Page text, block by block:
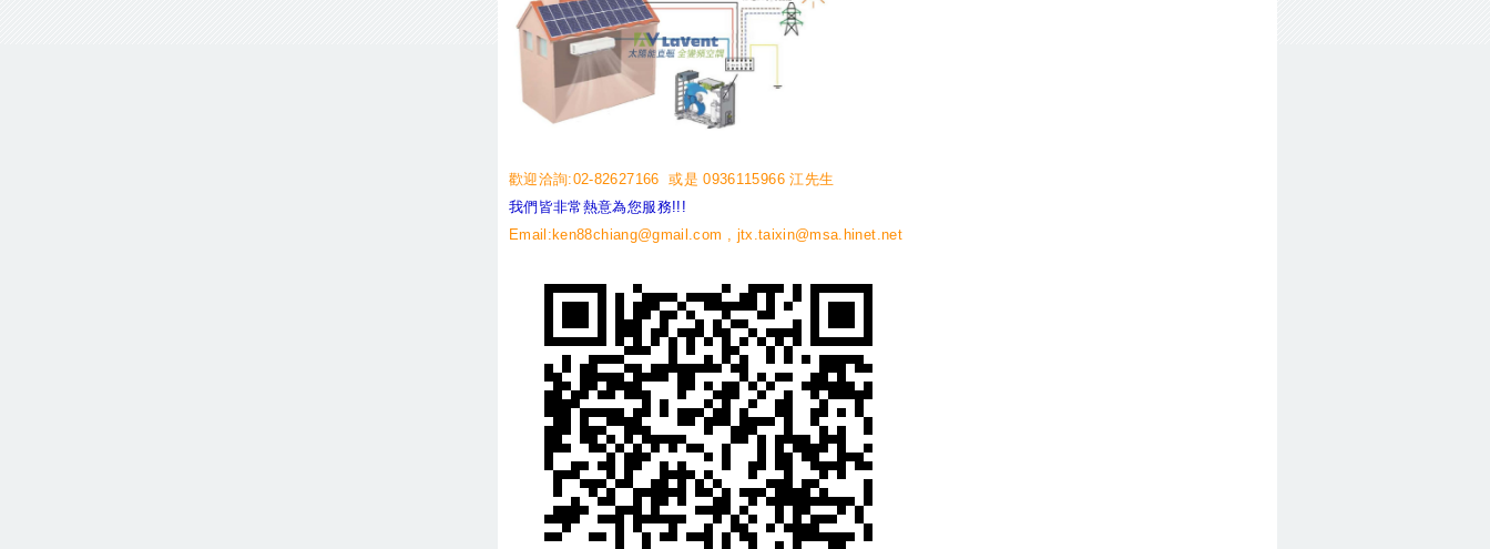
歡迎洽詢:02-82627166 或是 0936115966 江先生
我們皆非常熱意為您服務!!!
Email:ken88chiang@gmail.com , jtx.taixin@msa.hinet.net